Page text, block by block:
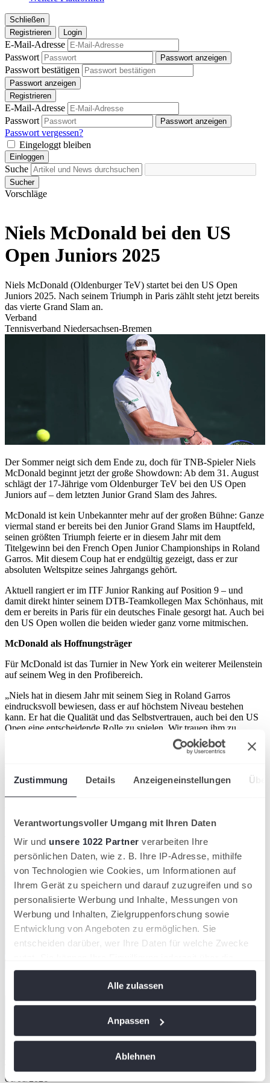
Zustimmung Details Anzeigeneinstellungen
Verantwortungsvoller Umgang mit Ihren Daten
Wir und unsere 1022 Partner verarbeiten Ihre
persönlichen Daten, wie z. B. Ihre IP-Adresse, mithilfe
von Technologien wie Cookies, um Informationen auf
Ihrem Gerät zu speichern und darauf zuzugreifen und so
personalisierte Werbung und Inhalte, Messungen von
Werbung und Inhalten, Zielgruppenforschung sowie
Entwicklung von Angeboten zu ermöglichen. Sie
entscheiden darüber, wer Ihre Daten für welche Zwecke
Cookie-Erklärung oder durch Klicken auf das Privacy
Trigger Symbol ändern oder widerrufen
Wenn Sie es erlauben, würden wir auch gerne:
Alle zulassen
Anpassen
Ablehnen
Schließen
Registrieren
Login
E-Mail-Adresse
Passwort
Passwort anzeigen
Passwort bestätigen
Passwort anzeigen
Registrieren
E-Mail-Adresse
Passwort
Passwort anzeigen
Passwort vergessen?
Eingeloggt bleiben
Einloggen
Suche
Sucher
Vorschläge
Niels McDonald bei den US
Open Juniors 2025
Niels McDonald (Oldenburger TeV) startet bei den US Open
Juniors 2025. Nach seinem Triumph in Paris zählt steht jetzt bereits
das vierte Grand Slam an.
Verband
Tennisverband Niedersachsen-Bremen
Der Sommer neigt sich dem Ende zu, doch für TNB-Spieler Niels
McDonald beginnt jetzt der große Showdown: Ab dem 31. August
schlägt der 17-Jährige vom Oldenburger TeV bei den US Open
Juniors auf – dem letzten Junior Grand Slam des Jahres.
McDonald ist kein Unbekannter mehr auf der großen Bühne: Ganze
viermal stand er bereits bei den Junior Grand Slams im Hauptfeld,
seinen größten Triumph feierte er in diesem Jahr mit dem
Titelgewinn bei den French Open Junior Championships in Roland
Garros. Mit diesem Coup hat er endgültig gezeigt, dass er zur
absoluten Weltspitze seines Jahrgangs gehört.
Aktuell rangiert er im ITF Junior Ranking auf Position 9 – und
damit direkt hinter seinem DTB-Teamkollegen Max Schönhaus, mit
dem er bereits in Paris für ein deutsches Finale gesorgt hat. Auch bei
den US Open wollen die beiden wieder ganz vorne mitmischen.
McDonald als Hoffnungsträger
Für McDonald ist das Turnier in New York ein weiterer Meilenstein
auf seinem Weg in den Profibereich.
„Niels hat in diesem Jahr mit seinem Sieg in Roland Garros
eindrucksvoll bewiesen, dass er auf höchstem Niveau bestehen
kann. Er hat die Qualität und das Selbstvertrauen, auch bei den US
Open eine entscheidende Rolle zu spielen. Wir trauen ihm zu,
wieder ganz vorne mitzuspielen“, sagt Sven Schmidtmann,
Vizepräsident und Leiter des Ressorts Leistungssport & Bildung.
beim letzten Grand Slam des Jahres bringt!
Aktuelle News aus dem TNB
Kompaktansicht
Team TNB für den DTB Talent Cup
06/08/2026